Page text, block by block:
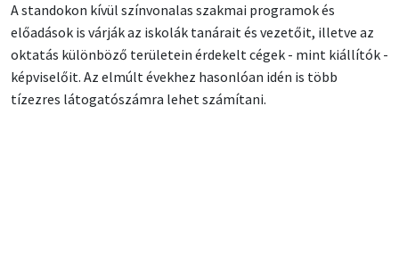
A standokon kívül színvonalas szakmai programok és
előadások is várják az iskolák tanárait és vezetőit, illetve az
oktatás különböző területein érdekelt cégek - mint kiállítók -
képviselőit. Az elmúlt évekhez hasonlóan idén is több
tízezres látogatószámra lehet számítani.